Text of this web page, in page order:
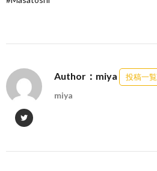
Author：miya 投稿一覧
miya